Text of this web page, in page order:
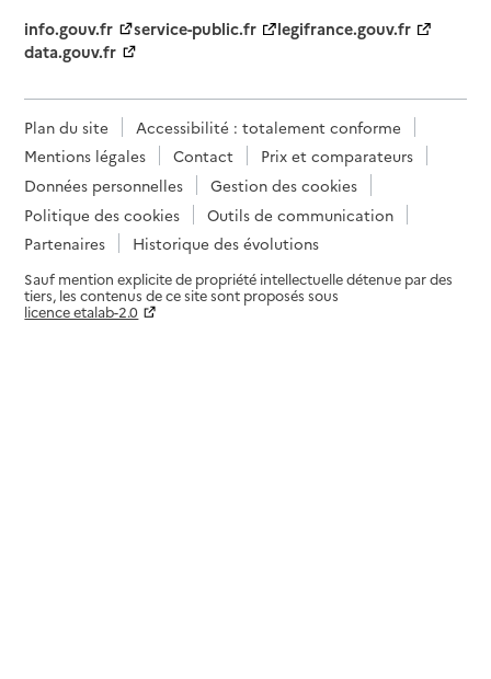
info.gouv.fr
service-public.fr
legifrance.gouv.fr
data.gouv.fr
Plan du site
Accessibilité : totalement conforme
Mentions légales
Contact
Prix et comparateurs
Données personnelles
Gestion des cookies
Politique des cookies
Outils de communication
Partenaires
Historique des évolutions
Sauf mention explicite de propriété intellectuelle détenue par des
tiers, les contenus de ce site sont proposés sous
licence etalab-2.0